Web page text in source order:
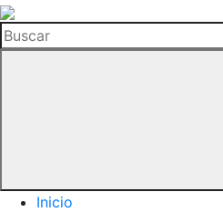
La
Hemeroteca
del
Buscar
Inicio